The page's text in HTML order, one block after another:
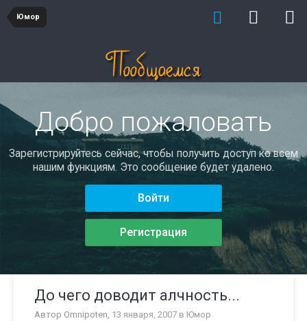
Юмор
Добро пожаловать
Зарегистрируйтесь сейчас, чтобы получить доступ ко всем
нашим функциям. Это сообщение будет удалено.
Войти
Регистрация
До чего доводит алчность...
Автор Omnipoten, 13 января, 2007 в Юмор